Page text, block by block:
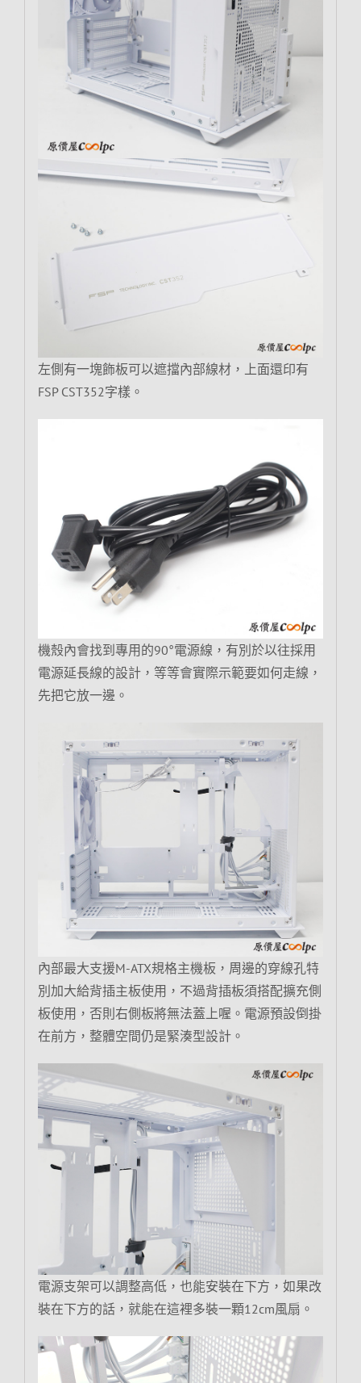
左側有一塊飾板可以遮擋內部線材，上面還印有
FSP CST352字樣。
機殼內會找到專用的90°電源線，有別於以往採用
電源延長線的設計，等等會實際示範要如何走線，
先把它放一邊。
內部最大支援M-ATX規格主機板，周邊的穿線孔特
別加大給背插主板使用，不過背插板須搭配擴充側
板使用，否則右側板將無法蓋上喔。電源預設倒掛
在前方，整體空間仍是緊湊型設計。
電源支架可以調整高低，也能安裝在下方，如果改
裝在下方的話，就能在這裡多裝一顆12cm風扇。